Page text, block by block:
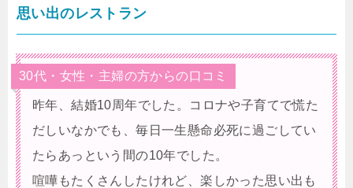
思い出のレストラン
30代・女性・主婦の方からの口コミ
昨年、結婚10周年でした。コロナや子育てで慌た
だしいなかでも、毎日一生懸命必死に過ごしてい
たらあっという間の10年でした。
喧嘩もたくさんしたけれど、楽しかった思い出も